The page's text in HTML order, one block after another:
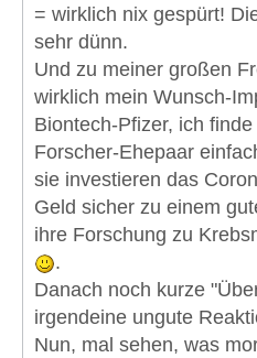
= wirklich nix gespürt!
sehr dünn.
Und zu meiner großen
wirklich mein Wunsch-
Biontech-Pfizer, ich
Forscher-Ehepaar
sie investieren das
Geld sicher zu einem
ihre Forschung zu
.
Danach noch kurze
irgendeine ungute
Nun, mal sehen, was